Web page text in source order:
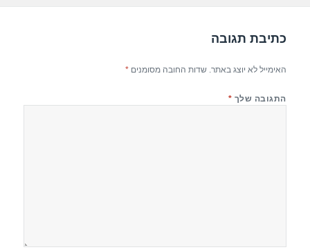
כתיבת תגובה
האימייל לא יוצג באתר. שדות החובה מסומנים*
התגובה שלך *